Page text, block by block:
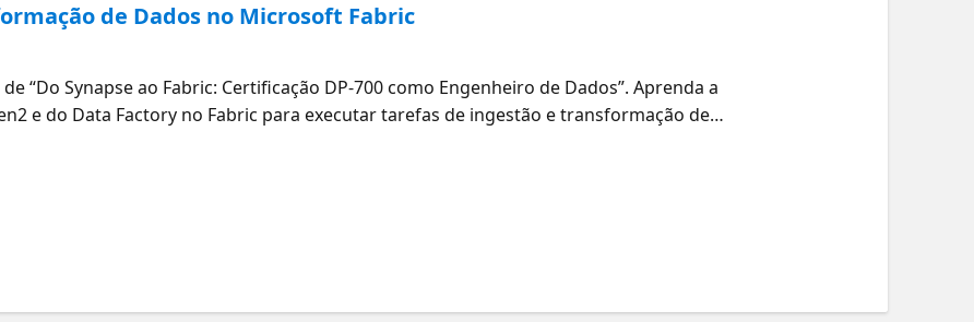
de Dados no Microsoft Fabric
“Do Synapse ao Fabric: Certificação DP-700 como Engenheiro de Dados”. Aprenda a
e do Data Factory no Fabric para executar tarefas de ingestão e transformação de
Microsoft Certified: Fabric Data Engineer Associate